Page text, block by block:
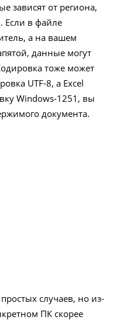
зависят от региона,
Если в файле
а на вашем
данные могут
тоже может
UTF-8, а Excel
Windows-1251, вы
документа.
случаев, но из-
ПК скорее